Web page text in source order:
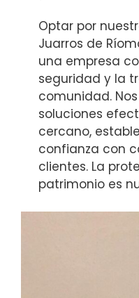
Optar por
Juarros de
una empresa
seguridad y la
comunidad.
soluciones
cercano,
confianza con
clientes. La
patrimonio es